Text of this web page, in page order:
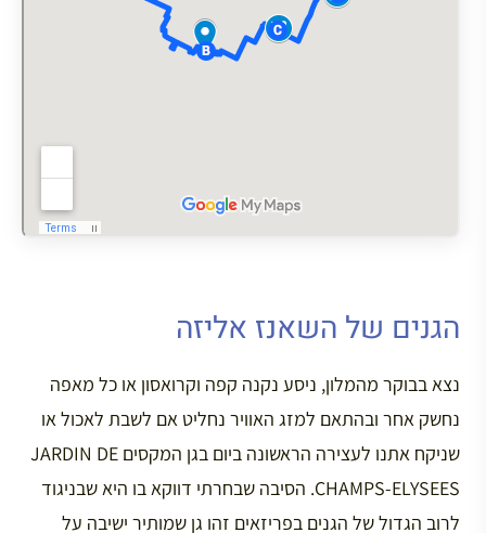
הגנים של השאנז אליזה
נצא בבוקר מהמלון, ניסע נקנה קפה וקרואסון או כל מאפה
נחשק אחר ובהתאם למזג האוויר נחליט אם לשבת לאכול או
שניקח אתנו לעצירה הראשונה ביום בגן המקסים JARDIN DE
CHAMPS-ELYSEES. הסיבה שבחרתי דווקא בו היא שבניגוד
לרוב הגדול של הגנים בפריזאים זהו גן שמותיר ישיבה על